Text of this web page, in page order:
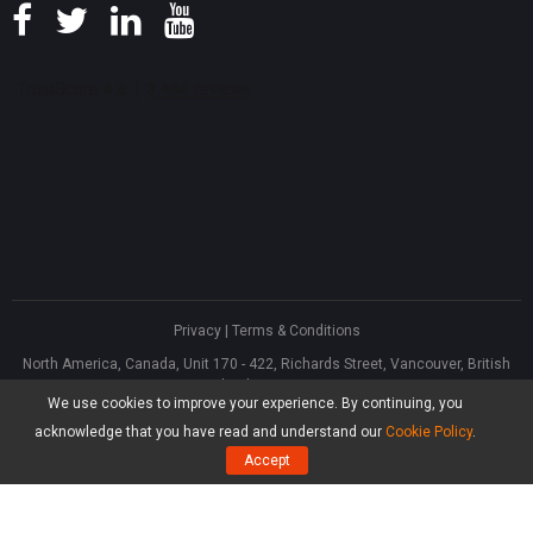
Privacy| Terms & Conditions
North America, Canada, Unit 170 - 422, Richards Street, Vancouver, British
Asia, Hong Kong, Suite 820,8/F., Ocean Centre, Harbour City, 5 Canton Road,
Tsim Sha Tsui, Kowloon
® Software Limited, All Rights Reserved.
We use cookies to improve your experience. By continuing, you
acknowledge that you have read and understand our Cookie Policy.
Accept